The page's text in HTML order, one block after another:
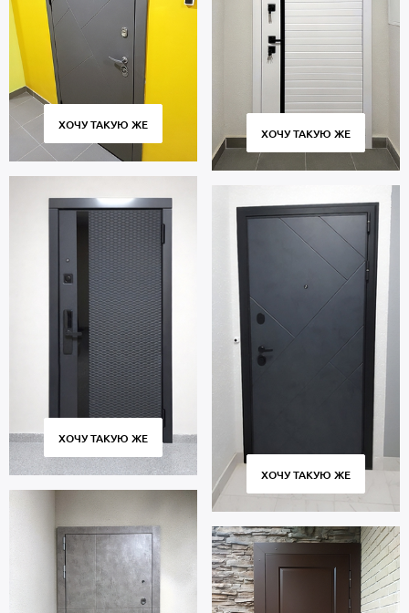
ХОЧУ ТАКУЮ ЖЕ
ХОЧУ ТАКУЮ ЖЕ
ХОЧУ ТАКУЮ ЖЕ
ХОЧУ ТАКУЮ ЖЕ